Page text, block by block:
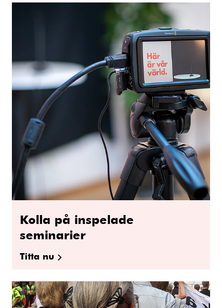
Kolla på inspelade
seminarier
Titta nu